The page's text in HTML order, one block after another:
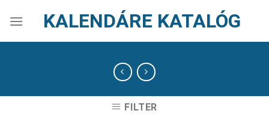
KALENDÁRE KATALÓG
FILTER